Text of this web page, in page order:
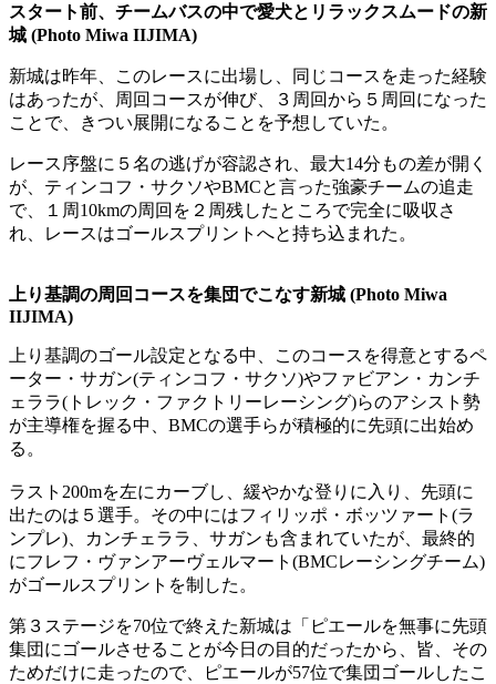
スタート前、チームバスの中で愛犬とリラックスムードの新
城 (Photo Miwa IIJIMA)
新城は昨年、このレースに出場し、同じコースを走った経験
はあったが、周回コースが伸び、３周回から５周回になった
ことで、きつい展開になることを予想していた。
レース序盤に５名の逃げが容認され、最大14分もの差が開く
が、ティンコフ・サクソやBMCと言った強豪チームの追走
で、１周10kmの周回を２周残したところで完全に吸収さ
れ、レースはゴールスプリントへと持ち込まれた。
上り基調の周回コースを集団でこなす新城 (Photo Miwa
IIJIMA)
上り基調のゴール設定となる中、このコースを得意とするペ
ーター・サガン(ティンコフ・サクソ)やファビアン・カンチ
ェララ(トレック・ファクトリーレーシング)らのアシスト勢
が主導権を握る中、BMCの選手らが積極的に先頭に出始め
る。
ラスト200mを左にカーブし、緩やかな登りに入り、先頭に
出たのは５選手。その中にはフィリッポ・ボッツァート(ラ
ンプレ)、カンチェララ、サガンも含まれていたが、最終的
にフレフ・ヴァンアーヴェルマート(BMCレーシングチーム)
がゴールスプリントを制した。
第３ステージを70位で終えた新城は「ピエールを無事に先頭
集団にゴールさせることが今日の目的だったから、皆、その
ためだけに走ったので、ピエールが57位で集団ゴールしたこ